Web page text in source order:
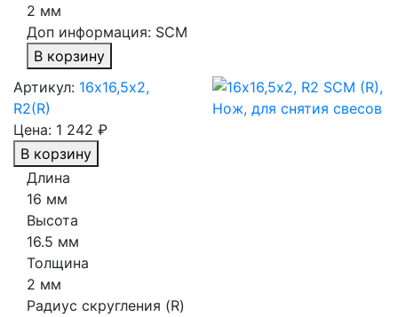
2 мм
Доп информация: SCM
В корзину
Артикул: 16х16,5х2,
R2(R)
Цена: 1 242 ₽
В корзину
Длина
16 мм
Высота
16.5 мм
Толщина
2 мм
Радиус скругления (R)